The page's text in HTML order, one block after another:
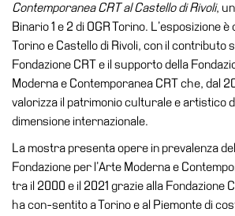
tuo
evento
Amministrazione
trasparente
Whistleblowing
museo
Contemporanea CRT al Castello di Rivoli,
Binario 1 e 2 di OGR Torino. L’esposizione
Torino e Castello di Rivoli, con il contributo
Fondazione CRT e il supporto della
Moderna e Contemporanea CRT che, dal
valorizza il patrimonio culturale e artistico
dimensione internazionale.
La mostra presenta opere in prevalenza
Fondazione per l’Arte Moderna e
tra il 2000 e il 2021 grazie alla Fondazione
ha con-sentito a Torino e al Piemonte di